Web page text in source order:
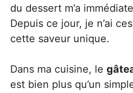
du dessert m’a
Depuis ce jour, je n’ai
cette saveur unique.
Dans ma cuisine, le
est bien plus qu’un